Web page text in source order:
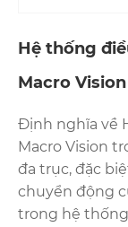
Hệ thống
Macro Vision
Định nghĩa về
Macro Vision
đa trục, đặc
chuyển động
trong hệ